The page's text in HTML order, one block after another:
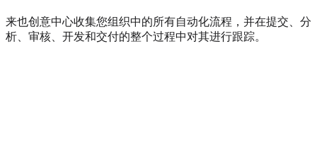
来也创意中心收集您组织中的所有自动化流程，并在提交、分
析、审核、开发和交付的整个过程中对其进行跟踪。